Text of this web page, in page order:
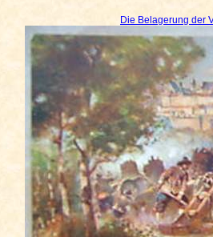
Die Belagerung der